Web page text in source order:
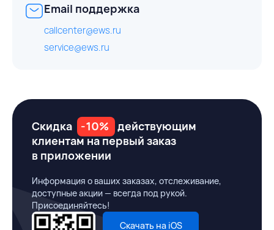
Email поддержка
callcenter@ews.ru
service@ews.ru
Скидка -10%
действующим
клиентам на первый заказ
в приложении
Информация о ваших заказах, отслеживание,
доступные акции — всегда под рукой.
Присоединяйтесь!
Скачать на iOS